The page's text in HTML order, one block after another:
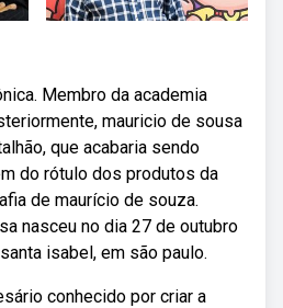
Membro da academia
mauricio de sousa
que acabaria sendo
do rótulo dos produtos da
de maurício de souza.
nasceu no dia 27 de outubro
isabel, em são paulo.
conhecido por criar a